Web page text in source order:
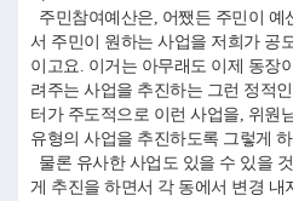
주민참여예산은, 어쨌든 주민이 예
서 주민이 원하는 사업을 저희가 공
이고요. 이거는 아무래도 이제 동장
려주는 사업을 추진하는 그런 정적
터가 주도적으로 이런 사업을, 위원
유형의 사업을 추진하도록 그렇게
물론 유사한 사업도 있을 수 있을
게 추진을 하면서 각 동에서 변경 내